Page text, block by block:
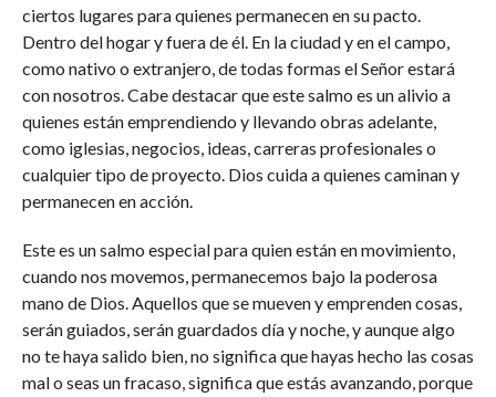
ciertos lugares para quienes permanecen en su pacto.
Dentro del hogar y fuera de él. En la ciudad y en el campo,
como nativo o extranjero, de todas formas el Señor estará
con nosotros. Cabe destacar que este salmo es un alivio a
quienes están emprendiendo y llevando obras adelante,
como iglesias, negocios, ideas, carreras profesionales o
cualquier tipo de proyecto. Dios cuida a quienes caminan y
permanecen en acción.
Este es un salmo especial para quien están en movimiento,
cuando nos movemos, permanecemos bajo la poderosa
mano de Dios. Aquellos que se mueven y emprenden cosas,
serán guiados, serán guardados día y noche, y aunque algo
no te haya salido bien, no significa que hayas hecho las cosas
mal o seas un fracaso, significa que estás avanzando, porque